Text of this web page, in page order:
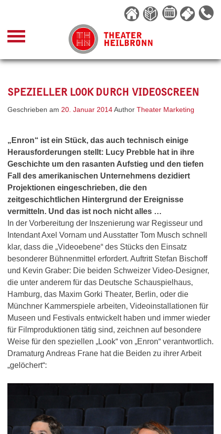
content
SPEZIELLER LOOK DURCH VIDEOSCREEN
Geschrieben am 20. Januar 2014Author Theater Marketing
„Enron“ ist ein Stück, das auch technisch einige
Herausforderungen stellt: Lucy Prebble hat in ihre
Geschichte um den rasanten Aufstieg und den tiefen
Fall des amerikanischen Unternehmens dezidiert
Projektionen eingeschrieben, die den
zeitgeschichtlichen Hintergrund der Ereignisse
vermitteln. Und das ist noch nicht alles …
In der Vorbereitung der Inszenierung war Regisseur und
Intendant Axel Vornam und Ausstatter Tom Musch schnell
klar, dass die „Videoebene“ des Stücks den Einsatz
besonderer Bühnenmittel erfordert. Auftritt Stefan Bischoff
und Kevin Graber: Die beiden Schweizer Video-Designer,
die unter anderem für das Deutsche Schauspielhaus,
Hamburg, das Maxim Gorki Theater, Berlin, oder die
Münchner Kammerspiele arbeiten, Videoinstallationen für
Museen und Festivals entwickelt haben und immer wieder
für Filmproduktionen tätig sind, zeichnen auf besondere
Weise für den speziellen „Look“ von „Enron“ verantwortlich.
Dramaturg Andreas Frane hat die Beiden zu ihrer Arbeit
„gelöchert“: